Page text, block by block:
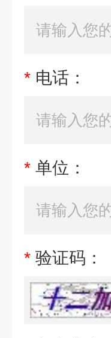
* 电话：
* 单位：
* 验证码：